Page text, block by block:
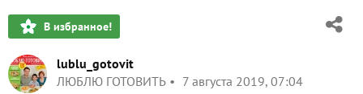
В избранное!
lublu_gotovit
ЛЮБЛЮ ГОТОВИТЬ
7 августа 2019, 07:04